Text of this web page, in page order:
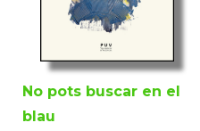
No pots buscar en el
blau